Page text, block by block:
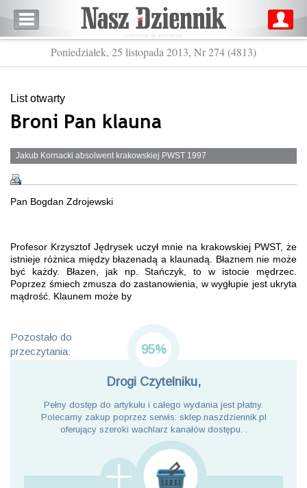
Poniedziałek, 25 listopada 2013, Nr 274 (4813)
List otwarty
Broni Pan klauna
Jakub Kornacki absolwent krakowskiej PWST 1997
Pan Bogdan Zdrojewski
Profesor Krzysztof Jędrysek uczył mnie na krakowskiej PWST, że
istnieje różnica między błazenadą a klaunadą. Błaznem nie może
być każdy. Błazen, jak np. Stańczyk, to w istocie mędrzec.
Poprzez śmiech zmusza do zastanowienia, w wygłupie jest ukryta
mądrość. Klaunem może by
Pozostało do
przeczytania:
95%
Drogi Czytelniku,
Pełny dostęp do artykułu i całego wydania jest płatny.
Polecamy zakup poprzez serwis: sklep.naszdziennik.pl
oferujący szeroki wachlarz kanałów dostępu. .